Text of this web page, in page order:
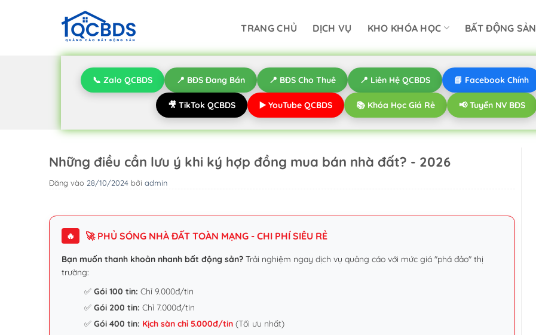
TRANG CHỦ DỊCH VỤ KHO KHÓA HỌC BẤT ĐỘNG SẢN
📞 Zalo QCBDS 📍 BĐS Đang Bán 📍 BĐS Cho Thuê 📍 Liên Hệ QCBDS 📘 Facebook Chính
🎥 TikTok QCBDS ▶️ YouTube QCBDS 📚 Khóa Học Giá Rẻ 📢 Tuyển NV BĐS
Những điều cần lưu ý khi ký hợp đồng mua bán nhà đất? - 2026
Đăng vào 28/10/2024 bởi admin
🔥 🚀 PHỦ SÓNG NHÀ ĐẤT TOÀN MẠNG - CHI PHÍ SIÊU RẺ
Bạn muốn thanh khoản nhanh bất động sản? Trải nghiệm ngay dịch vụ quảng cáo với mức giá "phá đảo" thị
trường:
✅Gói 100 tin: Chỉ 9.000đ/tin
✅Gói 200 tin: Chỉ 7.000đ/tin
✅Gói 400 tin: Kịch sàn chỉ 5.000đ/tin (Tối ưu nhất)